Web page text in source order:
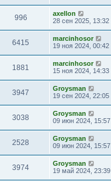
996
axellon
28 сен 2025, 13:32
6415
marcinhosor
19 ноя 2024, 00:42
1881
marcinhosor
15 ноя 2024, 14:33
3947
Groysman
19 сен 2024, 22:05
3038
Groysman
09 июн 2024, 15:57
2528
Groysman
09 июн 2024, 15:57
3974
Groysman
19 май 2024, 23:39